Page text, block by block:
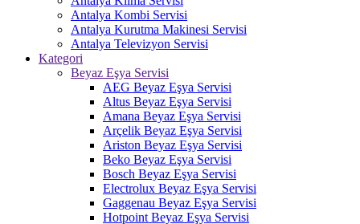
Antalya Kombi Servisi
Antalya Kurutma Makinesi Servisi
Antalya Televizyon Servisi
Kategori
Beyaz Eşya Servisi
AEG Beyaz Eşya Servisi
Altus Beyaz Eşya Servisi
Amana Beyaz Eşya Servisi
Arçelik Beyaz Eşya Servisi
Ariston Beyaz Eşya Servisi
Beko Beyaz Eşya Servisi
Bosch Beyaz Eşya Servisi
Electrolux Beyaz Eşya Servisi
Gaggenau Beyaz Eşya Servisi
Hotpoint Beyaz Eşya Servisi